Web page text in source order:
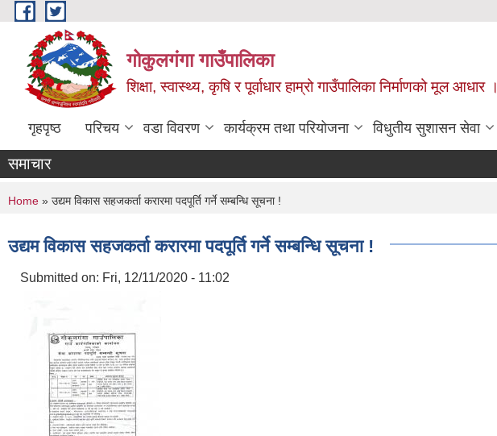
Skip to main content
गोकुलगंगा गाउँपालिका
शिक्षा, स्वास्थ्य, कृषि र पूर्वाधार हाम्रो गाउँपालिका निर्माणको मूल आधार ।
गृहपृष्ठ परिचय वडा विवरण कार्यक्रम तथा परियोजना विधुतीय सुशासन सेवा
समाचार
You are here
Home » उद्यम विकास सहजकर्ता करारमा पदपूर्ति गर्ने सम्बन्धि सूचना !
उद्यम विकास सहजकर्ता करारमा पदपूर्ति गर्ने सम्बन्धि सूचना !
Submitted on: Fri, 12/11/2020 - 11:02